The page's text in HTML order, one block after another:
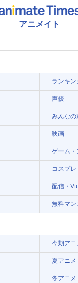
アニメイト
ランキン
声優
みんなの
映画
ゲーム・
コスプレ
配信・
無料マン
今期アニ
夏アニメ
冬アニメ